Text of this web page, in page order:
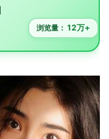
浏览量： 12万+